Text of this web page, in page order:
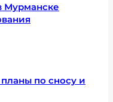
Мурманске
по сносу и